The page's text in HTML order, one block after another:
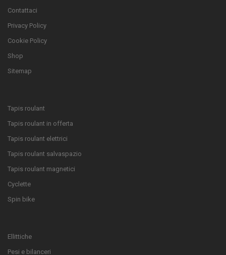
Contattaci
Privacy Policy
Cookie Policy
Shop
Sitemap
Tapis roulant
Tapis roulant in offerta
Tapis roulant elettrici
Tapis roulant salvaspazio
Tapis roulant magnetici
Cyclette
Spin bike
Ellittiche
Pesi e bilanceri